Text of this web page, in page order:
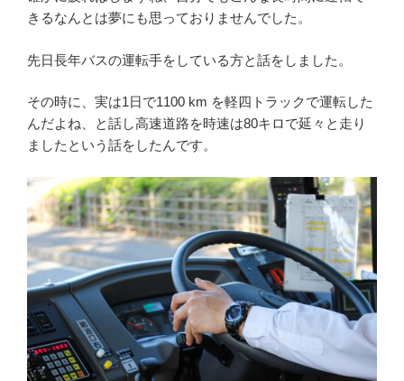
きるなんとは夢にも思っておりませんでした。
先日長年バスの運転手をしている方と話をしました。
その時に、実は1日で1100 km を軽四トラックで運転した
んだよね、と話し高速道路を時速は80キロで延々と走り
ましたという話をしたんです。